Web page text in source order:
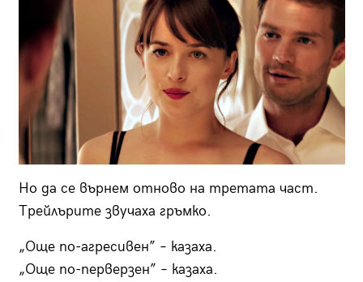
Но да се върнем отново на третата част.
Трейлърите звучаха гръмко.
„Още по-агресивен” – казаха.
„Още по-перверзен” – казаха.